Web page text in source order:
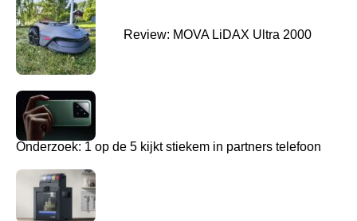
Review: MOVA LiDAX Ultra 2000
Onderzoek: 1 op de 5 kijkt stiekem in partners telefoon